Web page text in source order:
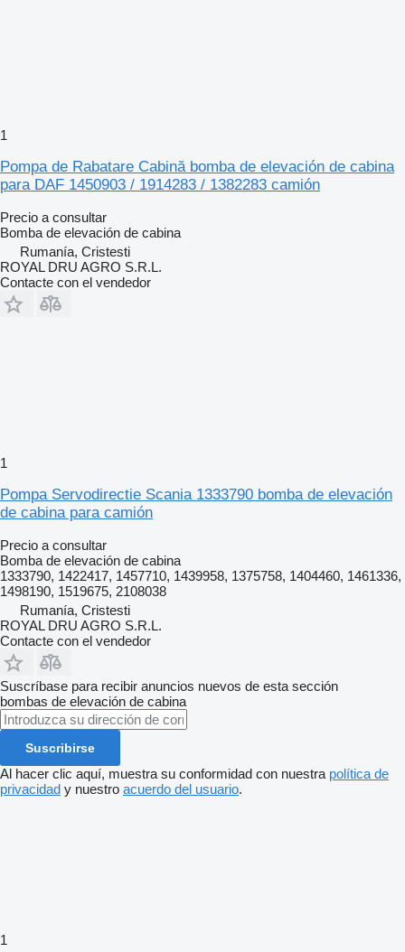
1
Pompa de Rabatare Cabină bomba de elevación de cabina
para DAF 1450903 / 1914283 / 1382283 camión
Precio a consultar
Bomba de elevación de cabina
Rumanía, Cristesti
ROYAL DRU AGRO S.R.L.
Contacte con el vendedor
1
Pompa Servodirectie Scania 1333790 bomba de elevación
de cabina para camión
Precio a consultar
Bomba de elevación de cabina
1333790, 1422417, 1457710, 1439958, 1375758, 1404460, 1461336,
1498190, 1519675, 2108038
Rumanía, Cristesti
ROYAL DRU AGRO S.R.L.
Contacte con el vendedor
Suscríbase para recibir anuncios nuevos de esta sección
bombas de elevación de cabina
Suscribirse
Al hacer clic aquí, muestra su conformidad con nuestra política de
privacidad y nuestro acuerdo del usuario.
1